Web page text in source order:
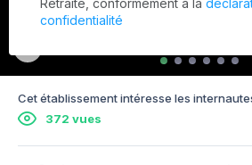
Cet établissement intéresse les
372 vues
Retraite, conformément à la
confidentialité